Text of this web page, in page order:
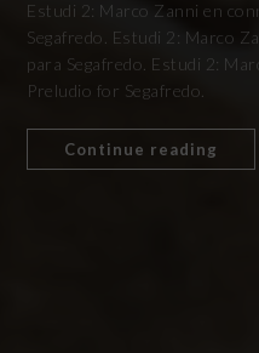
Estudi 2: Marco Zanni en
Segafredo. Estudi 2: Marco
para Segafredo. Estudi 2:
Preludio for Segafredo.
Continue reading